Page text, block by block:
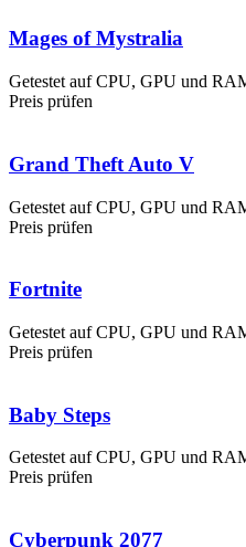
Mages of Mystralia
Getestet auf CPU, GPU und
Preis prüfen
Grand Theft Auto V
Getestet auf CPU, GPU und
Preis prüfen
Fortnite
Getestet auf CPU, GPU und
Preis prüfen
Baby Steps
Getestet auf CPU, GPU und
Preis prüfen
Cyberpunk 2077